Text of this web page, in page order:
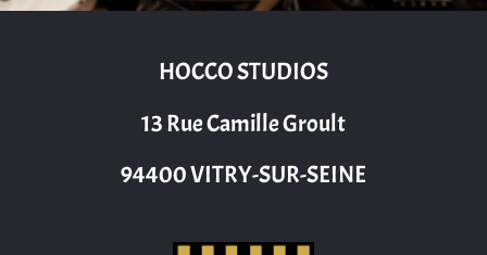
HOCCO STUDIOS
13 Rue Camille Groult
94400 VITRY-SUR-SEINE